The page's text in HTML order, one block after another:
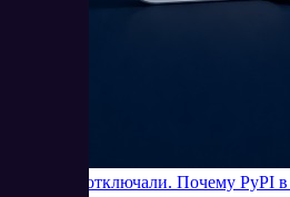
Python не отключали. Почему PyPI